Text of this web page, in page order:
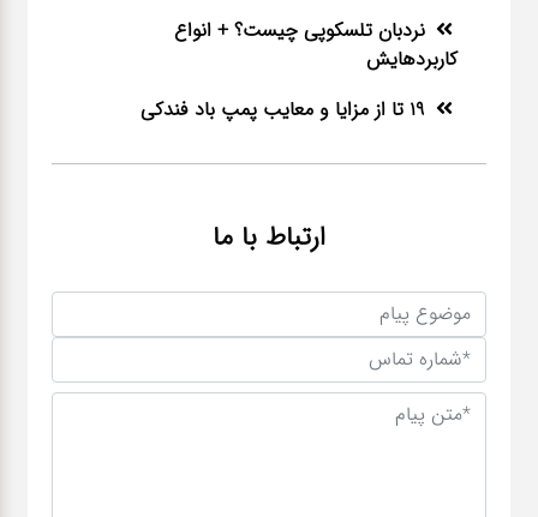
نردبان تلسکوپی چیست؟ + انواع
کاربردهایش
19 تا از مزایا و معایب پمپ باد فندکی
ارتباط با ما